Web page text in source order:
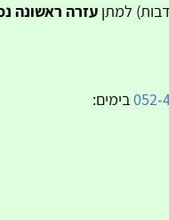
למתן עזרה ראשונה
052-בימים: